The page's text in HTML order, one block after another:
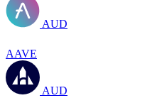
AUD
AAVE
AUD